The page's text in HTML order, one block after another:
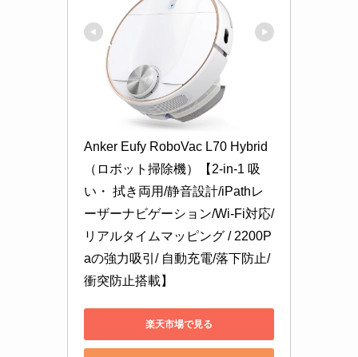
Anker Eufy RoboVac L70 Hybrid
（ロボット掃除機）【2-in-1 吸
い・ 拭き両用/静音設計/iPathレ
ーザーナビゲーション/Wi-Fi対応/
リアルタイムマッピング / 2200P
aの強力吸引/ 自動充電/落下防止/
衝突防止搭載】
楽天市場で見る